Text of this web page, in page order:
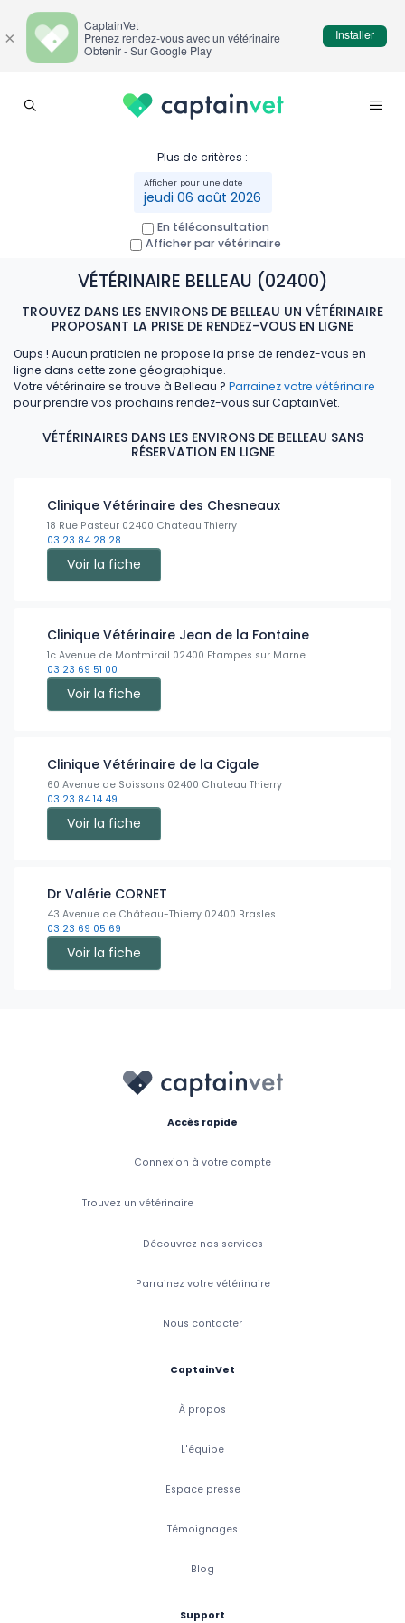
Plus de critères :
jeudi 06 août 2026
En téléconsultation
Afficher par vétérinaire
VÉTÉRINAIRE BELLEAU (02400)
TROUVEZ DANS LES ENVIRONS DE BELLEAU UN VÉTÉRINAIRE
PROPOSANT LA PRISE DE RENDEZ-VOUS EN LIGNE
Oups ! Aucun praticien ne propose la prise de rendez-vous en
ligne dans cette zone géographique.
Votre vétérinaire se trouve à Belleau ? Parrainez votre vétérinaire
pour prendre vos prochains rendez-vous sur CaptainVet.
VÉTÉRINAIRES DANS LES ENVIRONS DE BELLEAU SANS
RÉSERVATION EN LIGNE
Clinique Vétérinaire des Chesneaux
18 Rue Pasteur 02400 Chateau Thierry
03 23 84 28 28
Voir la fiche
Clinique Vétérinaire Jean de la Fontaine
1c Avenue de Montmirail 02400 Etampes sur Marne
03 23 69 51 00
Voir la fiche
Clinique Vétérinaire de la Cigale
60 Avenue de Soissons 02400 Chateau Thierry
03 23 84 14 49
Voir la fiche
Dr Valérie CORNET
43 Avenue de Château-Thierry 02400 Brasles
03 23 69 05 69
Voir la fiche
Accès rapide
Connexion à votre compte
Trouvez un vétérinaire
Découvrez nos services
Parrainez votre vétérinaire
Nous contacter
CaptainVet
À propos
L'équipe
Espace presse
Témoignages
Blog
Support
×
CaptainVet
Prenez rendez-vous avec un vétérinaire
Obtenir - Sur Google Play
Installer